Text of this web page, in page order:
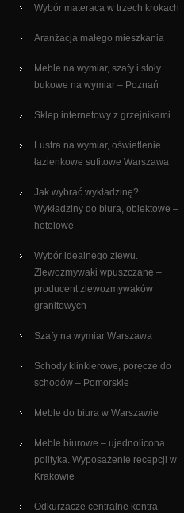
Wybór materaca w trzech krokach
Aranżacja małego mieszkania
Meble na wymiar, szafy i stoły
bukowe na wymiar – Poznań
Sklep internetowy z grzejnikami
Lustra na wymiar, oświetlenie
łazienkowe sufitowe Warszawa
Jak wybrać wykładzinę?
Wykładziny do biura, obiektowe –
hotelowe
Wybór idealnego zlewu.
Zlewozmywaki wpuszczane –
producent zlewozmywaków
granitowych
Szafy na wymiar Warszawa
Schody klinkierowe, poręcze do
schodów – Pomorskie
Meble do biura w Warszawie
Meble biurowe – ujednolicona
polityka. Wyposażenie recepcji w
Krakowie
Odkurzacze centralne kontra